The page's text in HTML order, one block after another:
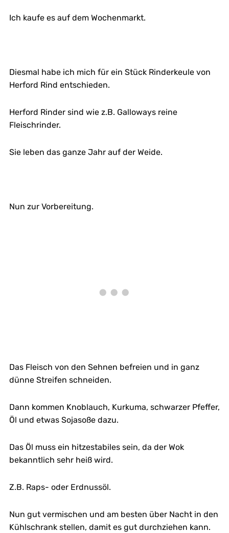
Ich kaufe es auf dem Wochenmarkt.
Diesmal habe ich mich für ein Stück Rinderkeule von
Herford Rind entschieden.
Herford Rinder sind wie z.B. Galloways reine
Fleischrinder.
Sie leben das ganze Jahr auf der Weide.
Nun zur Vorbereitung.
Das Fleisch von den Sehnen befreien und in ganz
dünne Streifen schneiden.
Dann kommen Knoblauch, Kurkuma, schwarzer Pfeffer,
Öl und etwas Sojasoße dazu.
Das Öl muss ein hitzestabiles sein, da der Wok
bekanntlich sehr heiß wird.
Z.B. Raps- oder Erdnussöl.
Nun gut vermischen und am besten über Nacht in den
Kühlschrank stellen, damit es gut durchziehen kann.